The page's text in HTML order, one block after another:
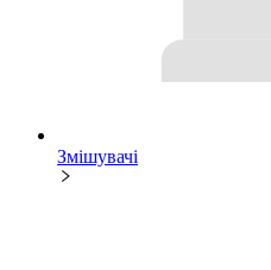
Змішувачі